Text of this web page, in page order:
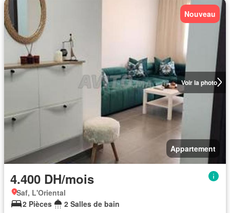
Voir la photo
Nouveau
Appartement
4.400 DH/mois
Saf, L'Oriental
2 Pièces
2 Salles de bain